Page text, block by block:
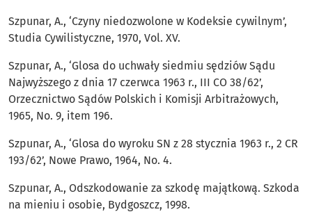
Szpunar, A., ‘Czyny niedozwolone w Kodeksie cywilnym’,
Studia Cywilistyczne, 1970, Vol. XV.
Szpunar, A., ‘Glosa do uchwały siedmiu sędziów Sądu
Najwyższego z dnia 17 czerwca 1963 r., III CO 38/62’,
Orzecznictwo Sądów Polskich i Komisji Arbitrażowych,
1965, No. 9, item 196.
Szpunar, A., ‘Glosa do wyroku SN z 28 stycznia 1963 r., 2 CR
193/62’, Nowe Prawo, 1964, No. 4.
Szpunar, A., Odszkodowanie za szkodę majątkową. Szkoda
na mieniu i osobie, Bydgoszcz, 1998.